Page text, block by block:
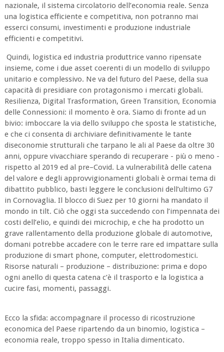
nazionale, il sistema circolatorio dell’economia reale. Senza
una logistica efficiente e competitiva, non potranno mai
esserci consumi, investimenti e produzione industriale
efficienti e competitivi.
Quindi, logistica ed industria produttrice vanno ripensate
insieme, come i due asset coerenti di un modello di sviluppo
unitario e complessivo. Ne va del futuro del Paese, della sua
capacità di presidiare con protagonismo i mercati globali.
Resilienza, Digital Trasformation, Green Transition, Economia
delle Connessioni: il momento è ora. Siamo di fronte ad un
bivio: imboccare la via dello sviluppo che sposta le statistiche,
e che ci consenta di archiviare definitivamente le tante
diseconomie strutturali che tarpano le ali al Paese da oltre 30
anni, oppure vivacchiare sperando di recuperare - più o meno -
rispetto al 2019 ed al pre–Covid. La vulnerabilità delle catena
del valore e degli approvvigionamenti globali è ormai tema di
dibattito pubblico, basti leggere le conclusioni dell’ultimo G7
in Cornovaglia. Il blocco di Suez per 10 giorni ha mandato il
mondo in tilt. Ciò che oggi sta succedendo con l’impennata dei
costi dell’elio, e quindi dei microchip, e che ha prodotto un
grave rallentamento della produzione globale di automotive,
domani potrebbe accadere con le terre rare ed impattare sulla
produzione di smart phone, computer, elettrodomestici.
Risorse naturali – produzione – distribuzione: prima e dopo
ogni anello di questa catena c’è il trasporto e la logistica a
cucire fasi, momenti, passaggi.
Ecco la sfida: accompagnare il processo di ricostruzione
economica del Paese ripartendo da un binomio, logistica –
economia reale, troppo spesso in Italia dimenticato.